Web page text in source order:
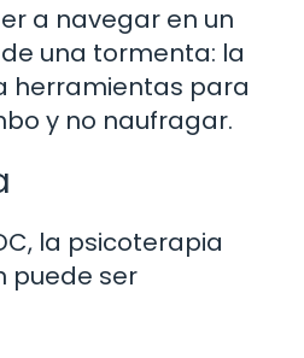
a navegar en un
una tormenta: la
herramientas para
y no naufragar.
la psicoterapia
puede ser